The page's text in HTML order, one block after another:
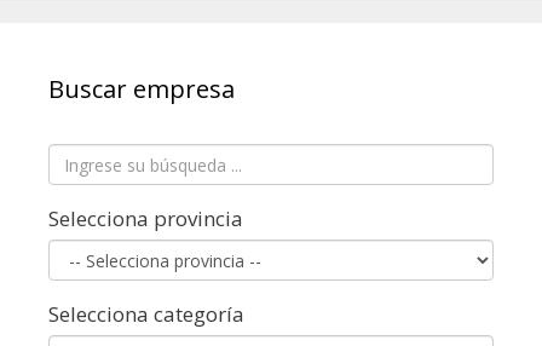
Buscar empresa
Selecciona provincia
Selecciona categoría